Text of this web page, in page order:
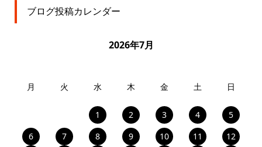
ブログ投稿カレンダー
2026年7月
月 火 水 木 金 土 日
1 2 3 4
5
6
7 8 9 10 11
12